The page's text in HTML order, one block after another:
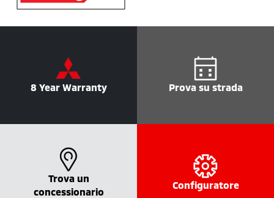
8 Year Warranty Prova su strada
Trova un
concessionario
Configuratore